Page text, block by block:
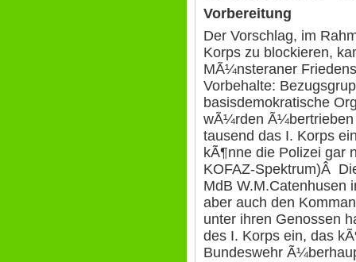
Vorbereitung
Der Vorschlag, im
Korps zu blockieren,
MÃ¼nsteraner
Vorbehalte:
basisdemokratische
wÃ¼rden Ã¼bertrieben
tausend das I. Korps
kÃ¶nne die Polizei gar
KOFAZ-Spektrum)Â
MdB W.M.Catenhusen
aber auch den
unter ihren Genossen
des I. Korps ein, das
Bundeswehr